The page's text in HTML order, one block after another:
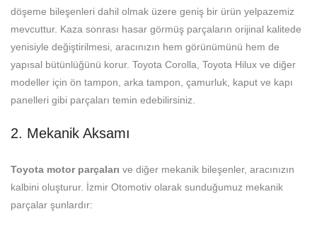
döşeme bileşenleri dahil olmak üzere geniş bir ürün yelpazemiz
mevcuttur. Kaza sonrası hasar görmüş parçaların orijinal kalitede
yenisiyle değiştirilmesi, aracınızın hem görünümünü hem de
yapısal bütünlüğünü korur. Toyota Corolla, Toyota Hilux ve diğer
modeller için ön tampon, arka tampon, çamurluk, kaput ve kapı
panelleri gibi parçaları temin edebilirsiniz.
2. Mekanik Aksamı
Toyota motor parçaları ve diğer mekanik bileşenler, aracınızın
kalbini oluşturur. İzmir Otomotiv olarak sunduğumuz mekanik
parçalar şunlardır: